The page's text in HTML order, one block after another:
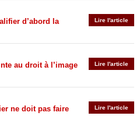
Lire l'article
d’abord la
Lire l'article
au droit à l’image
Lire l'article
ne doit pas faire